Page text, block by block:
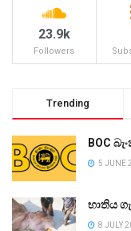
23.9k
Followers
Trending
BOC
5 JUNE
භාතිය
8 JULY